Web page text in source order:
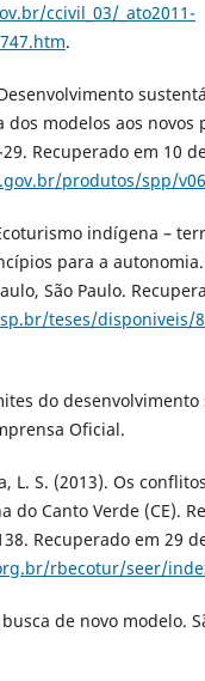
ccivil_03/_ato2011-
.
modelos aos novos
Recuperado em 10
produtos/spp/
indígena –
para a autonomia.
São Paulo.
teses/disponiveis/
do desenvolvimento
Oficial.
L. S. (2013). Os
do Canto Verde (CE).
Recuperado em 29
rbecotur/seer/
de novo modelo.